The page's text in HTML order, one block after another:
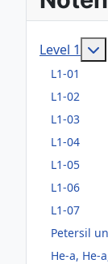
Level 1
L1-01
L1-02
L1-03
L1-04
L1-05
L1-06
L1-07
Petersil
He-a, He-